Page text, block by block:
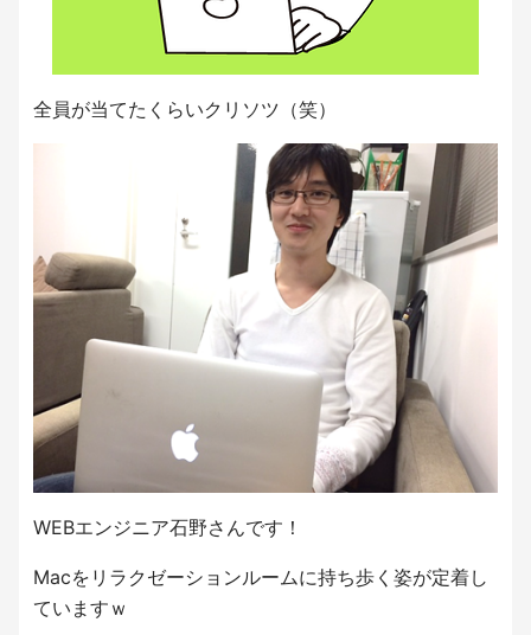
全員が当てたくらいクリソツ（笑）
WEBエンジニア石野さんです！
Macをリラクゼーションルームに持ち歩く姿が定着し
ていますｗ